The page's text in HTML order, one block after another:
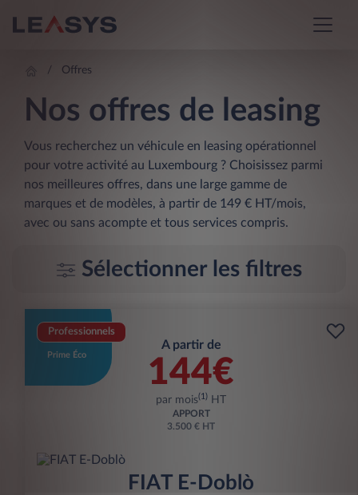
Offres
Nos offres de leasing
Vous recherchez un véhicule en leasing opérationnel
pour votre activité au Luxembourg ? Choisissez parmi
nos meilleures offres, dans une large gamme de
marques et de modèles, à partir de 149 € HT/mois,
avec ou sans acompte et tous services compris.
Sélectionner les filtres
Professionnels
Prime Éco
A partir de
144€
par mois(1) HT
APPORT
3.500 € HT
FIAT E-Doblò